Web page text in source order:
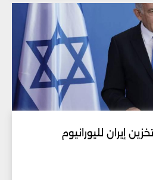
إيران لليورانيوم